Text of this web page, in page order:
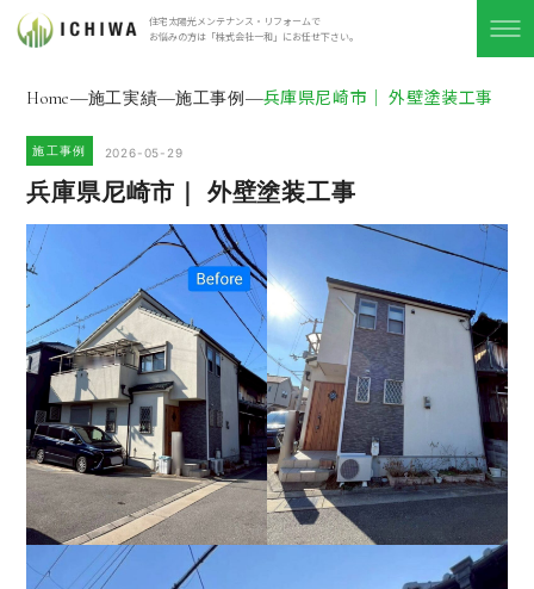
住宅太陽光メンテナンス・リフォームで
お悩みの方は「株式会社⼀和」にお任せ下さい。
Home 施工実績 施工事例 兵庫県尼崎市｜ 外壁塗装工事
施工事例 2026-05-29
兵庫県尼崎市｜ 外壁塗装工事